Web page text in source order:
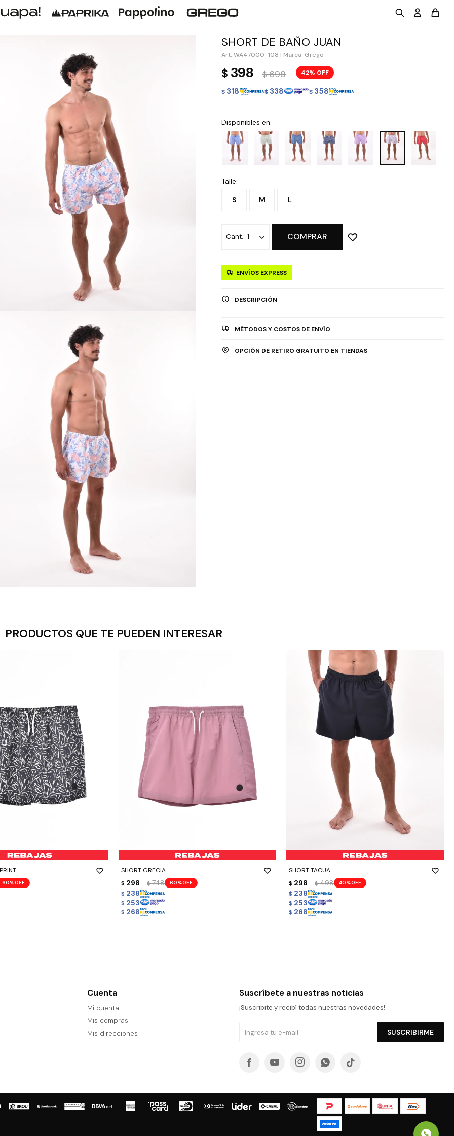
SHORT DE BAÑO JUAN
WA47000-108 | Marca: Grego
$ 398 $ 698 42
$ 318 $ 338 $ 358
Disponibles en:
Talle:
S M L
1 COMPRAR
ENVÍOS EXPRESS
DESCRIPCIÓN
MÉTODOS Y COSTOS DE ENVÍO
OPCIÓN DE RETIRO GRATUITO EN TIENDAS
PRODUCTOS QUE TE PUEDEN INTERESAR
60
SHORT GRECIA
$ 298 $ 748 60
$ 238
$ 253
$ 268
- +
SHORT TACUA
$ 298 $ 498 40
$ 238
$ 253
$ 268
- +
Cuenta
Mi cuenta
Mis compras
Mis direcciones
Suscríbete a nuestras noticias
¡Suscribite y recibí todas nuestras novedades!
SUSCRIBIRME
    